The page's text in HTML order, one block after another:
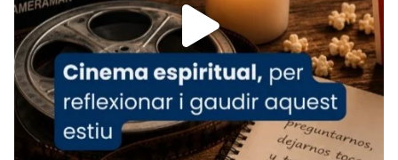
View on Facebook · Share
Arquebisbat de Barcelona
2 weeks ago
«Avui les santes Juliana i Semproniana ens
ajuden a alçar la mirada»